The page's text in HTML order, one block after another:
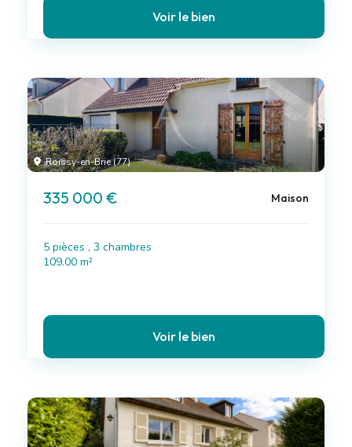
Voir le bien
Roissy-en-Brie (77)
335 000 € Maison
5 pièces , 3 chambres
109.00 m²
Voir le bien